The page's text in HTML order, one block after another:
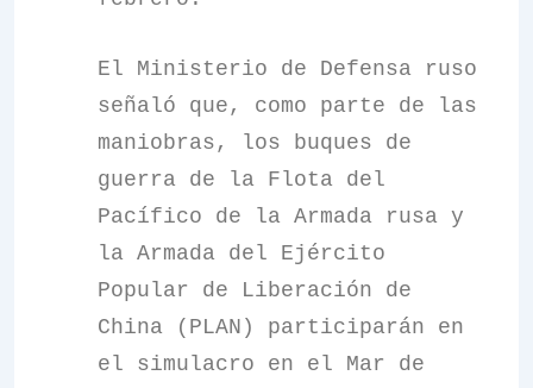
El Ministerio de Defensa ruso
señaló que, como parte de las
maniobras, los buques de
guerra de la Flota del
Pacífico de la Armada rusa y
la Armada del Ejército
Popular de Liberación de
China (PLAN) participarán en
el simulacro en el Mar de